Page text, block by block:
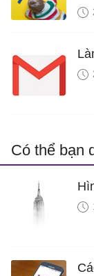
Có thể bạn